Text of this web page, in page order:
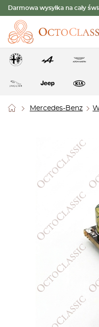
Darmowa wysyłka na cały
Mercedes-Benz